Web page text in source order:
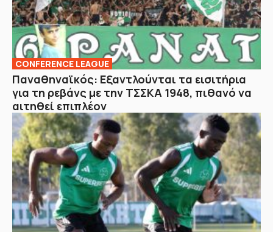
CONFERENCE LEAGUE
Παναθηναϊκός: Εξαντλούνται τα εισιτήρια
για τη ρεβάνς με την ΤΣΣΚΑ 1948, πιθανό να
αιτηθεί επιπλέον